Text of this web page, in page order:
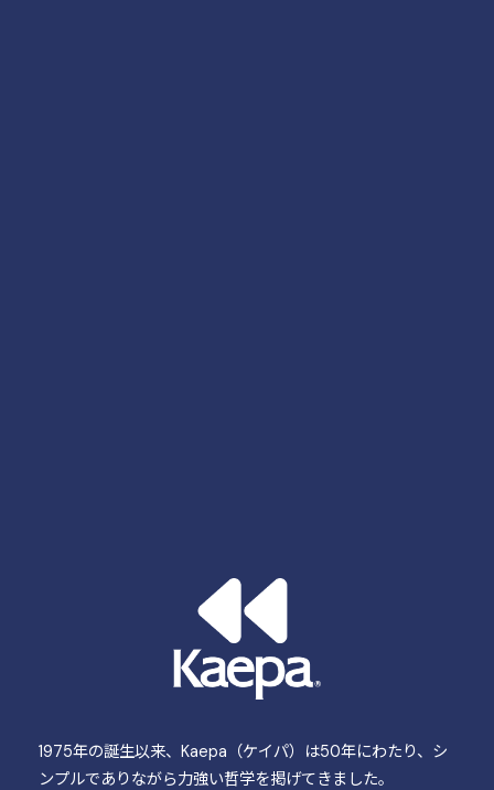
1975年の誕生以来、Kaepa（ケイパ）は50年にわたり、シ
ンプルでありながら力強い哲学を掲げてきました。